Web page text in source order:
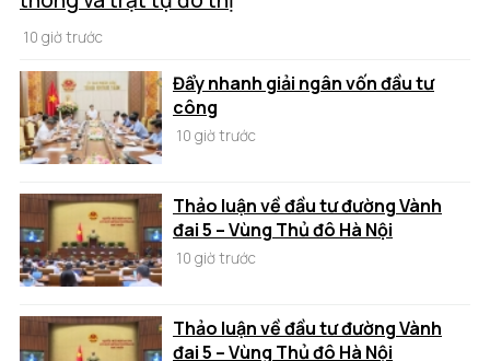
10 giờ trước
Đẩy nhanh giải ngân vốn đầu tư
công
10 giờ trước
Thảo luận về đầu tư đường Vành
đai 5 – Vùng Thủ đô Hà Nội
10 giờ trước
Thảo luận về đầu tư đường Vành
đai 5 – Vùng Thủ đô Hà Nội